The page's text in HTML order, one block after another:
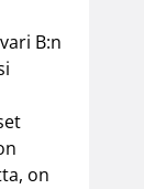
B:n
on